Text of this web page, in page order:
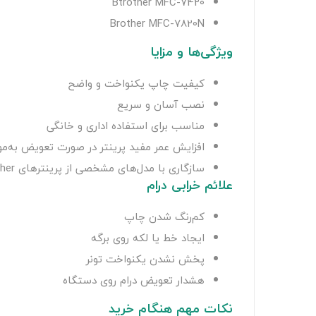
BrotherMFC-7820N
ویژگی‌ها و مزایا
کیفیت چاپ یکنواخت و واضح
نصب آسان و سریع
مناسب برای استفاده اداری و خانگی
افزایش عمر مفید پرینتر در صورت تعویض
سازگاری با مدل‌های مشخصی از پرینترهای Brother
علائم خرابی درام
کم‌رنگ شدن چاپ
ایجاد خط یا لکه روی برگه
پخش نشدن یکنواخت تونر
هشدار تعویض درام روی دستگاه
نکات مهم هنگام خرید